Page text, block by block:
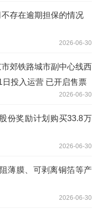
存在逾期担保的情况
2026-06-30
郊铁路城市副中心线西
投入运营 已开启售票
2026-06-30
份奖励计划购买33.8万
2026-06-30
薄膜、可剥离铜箔等产
2026-06-30